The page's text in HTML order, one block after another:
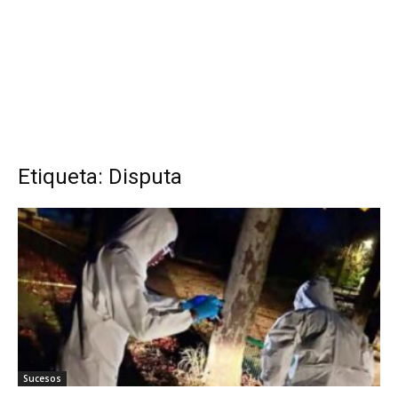
Etiqueta: Disputa
Sucesos